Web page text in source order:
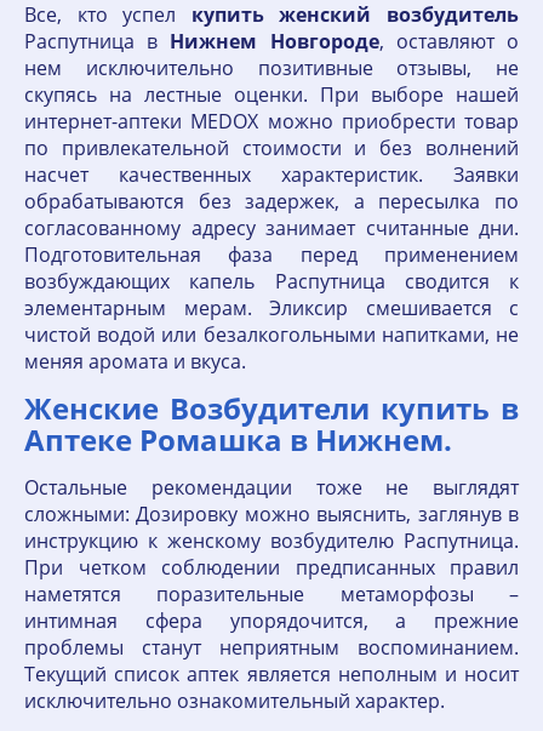
Все, кто успел купить женский
возбудитель
Распутница в Нижнем Новгороде, оставляют о
нем исключительно позитивные отзывы, не
скупясь на лестные оценки. При выборе нашей
интернет-аптеки MEDOX можно приобрести товар
по привлекательной стоимости и без волнений
насчет качественных характеристик. Заявки
обрабатываются без задержек, а пересылка по
согласованному адресу занимает считанные дни.
Подготовительная фаза перед применением
возбуждающих капель Распутница сводится к
элементарным мерам. Эликсир смешивается с
чистой водой или безалкогольными напитками, не
меняя аромата и вкуса.
Женские Возбудители купить в
Аптеке Ромашка в Нижнем.
Остальные рекомендации тоже не выглядят
сложными: Дозировку можно выяснить, заглянув в
инструкцию к женскому возбудителю Распутница.
При четком соблюдении предписанных правил
наметятся поразительные метаморфозы –
интимная сфера упорядочится, а прежние
проблемы станут неприятным воспоминанием.
Текущий список аптек является неполным и носит
исключительно ознакомительный характер.